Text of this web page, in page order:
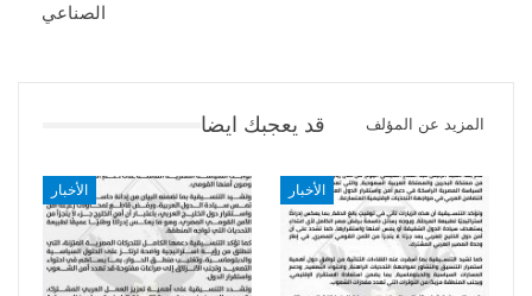
الصناعي
قد يعجبك ايضا المزيد عن المؤلف
الأخبار الأخبار